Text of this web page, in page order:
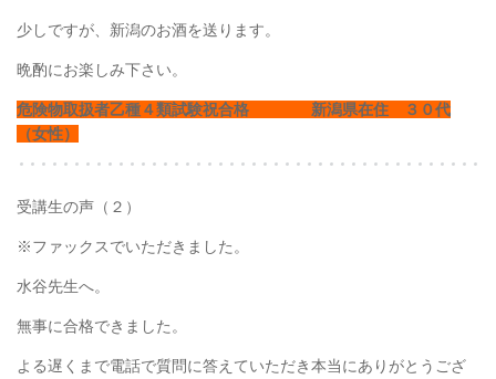
少しですが、新潟のお酒を送ります。
晩酌にお楽しみ下さい。
危険物取扱者乙種４類試験祝合格 新潟県在住 ３０代
（女性）
受講生の声（２）
※ファックスでいただきました。
水谷先生へ。
無事に合格できました。
よる遅くまで電話で質問に答えていただき本当にありがとうござ